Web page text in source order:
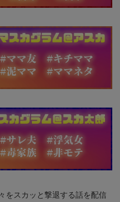
をスカッと撃退する話を配信